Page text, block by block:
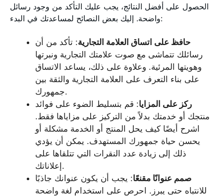
الحصول على أفضل النتائج، يجب عليك التأكد من وجود رسائل
واضحة. إليك بعض النصائح لمساعدتك في البدء:
حافظ على اتساق العلامة التجارية: تأكد من أن
رسائلك تتماشى مع صوت علامتك التجارية ونبرتها
وهويتها المرئية. وعلاوة على ذلك، يساعد الاتساق
على بناء التعرف على العلامة التجارية والثقة بين
جمهورك.
ركز على المزايا: قم بتسليط الضوء على فوائد
منتجك أو خدمتك بدلاً من التركيز على مزاياها فقط.
اشرح أيضًا كيف يحل المنتج أو الخدمة مشكلة أو
يحسن حياة جمهورك المستهدف. يمكن أن يؤدي
ذلك إلى زيادة عدد النقرات التي تتلقاها على
إعلاناتك.
صمم عنوانًا مقنعًا: يجب أن يكون عنوانك جاذبًا
للانتباه حتى يبرز. احرص على استخدام لغة واضحة